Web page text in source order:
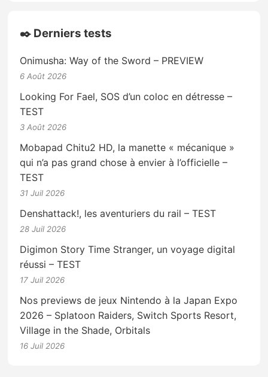
✒️ Derniers tests
Onimusha: Way of the Sword – PREVIEW
6 Août 2026
Looking For Fael, SOS d’un coloc en détresse –
TEST
3 Août 2026
Mobapad Chitu2 HD, la manette « mécanique »
qui n’a pas grand chose à envier à l’officielle –
TEST
31 Juil 2026
Denshattack!, les aventuriers du rail – TEST
28 Juil 2026
Digimon Story Time Stranger, un voyage digital
réussi – TEST
17 Juil 2026
Nos previews de jeux Nintendo à la Japan Expo
2026 – Splatoon Raiders, Switch Sports Resort,
Village in the Shade, Orbitals
16 Juil 2026